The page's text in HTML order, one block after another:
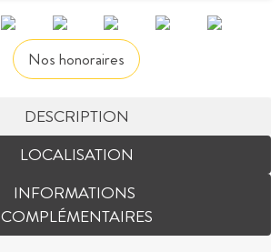
Nos honoraires
DESCRIPTION
LOCALISATION
INFORMATIONS
COMPLÉMENTAIRES